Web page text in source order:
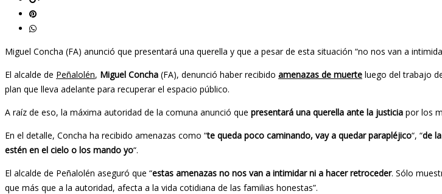
Miguel Concha (FA) anunció que presentará una querella y que a pesar de esta situación “no nos van a
El alcalde de Peñalolén, Miguel Concha (FA), denunció haber recibido amenazas de muerte luego del trabajo
plan que lleva adelante para recuperar el espacio público.
A raíz de eso, la máxima autoridad de la comuna anunció que presentará una querella ante la justicia por los
En el detalle, Concha ha recibido amenazas como “te queda poco caminando, vay a quedar parapléjico“, “de
estén en el cielo o los mando yo“.
El alcalde de Peñalolén aseguró que “estas amenazas no nos van a intimidar ni a hacer retroceder. Sólo
que más que a la autoridad, afecta a la vida cotidiana de las familias honestas”.